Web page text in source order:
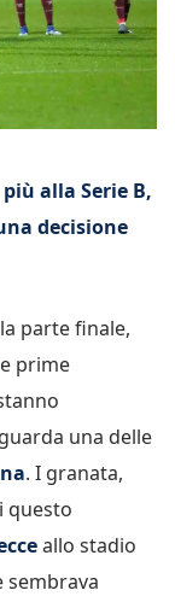
alla Serie B,
decisione
parte finale,
prime
una delle
. I granata,
questo
allo stadio
sembrava